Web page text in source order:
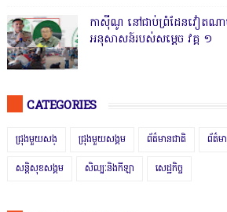
កាសុីណូ នៅជាប់ព្រំដែនវៀតណាម
អនុសាសន៍របស់សម្ដេច វគ្គ ១
CATEGORIES
ជ្រុងមួយសង្ ជ្រុងមួយសង្គម ព័ត៌មានជាតិ ព័ត៌ម
សន្តិសុខសង្គម សិល្បៈនិងកីឡា សេដ្ឋកិច្ច